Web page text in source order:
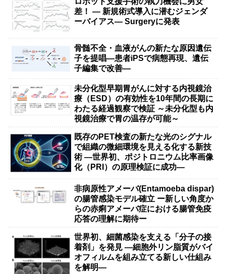
差！ — 新規術式導入に潜むジェンダ
ーバイアス— Surgeryに発表
骨髄不全・血液がんの新たな原因遺伝
子を提唱―患者iPSで病態再現、遺伝
子編集で改善―
未分化型早期胃がんに対する内視鏡治
療（ESD）の有効性を10年間の長期に
わたる経過観察で検証 ～未分化型も内
視鏡治療で胃の温存が可能～
既存のPET検査の新たな光のシグナル
で組織の微細環境を見える化する新技
術 ―世界初、ポジトロニウム比率画像
化（PRI）の原理検証に成功―
非病原性アメーバ(Entamoeba dispar)
の腸管感染モデル確立 ー新しい角度か
らの赤痢アメーバ症における腸管免疫
応答の理解に期待ー
世界初、細菌感染を支える「分子の接
着剤」を発見 ―細胞外リン脂質がバイ
オフィルムを組み立てる新しい仕組み
を解明―